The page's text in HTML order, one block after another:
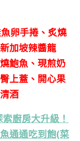
卵手捲、炙燒
加坡辣醬龍
鮑魚、現煎奶
上蓋、開心果
酒
廚房大升級！
通通吃到飽(菜